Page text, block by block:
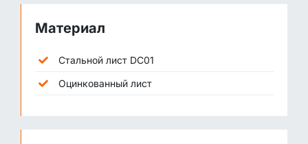
Материал
Стальной лист DC01
Оцинкованный лист